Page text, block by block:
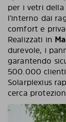
per i vetri della
l’interno dai
comfort e
Realizzati in
durevole, i
garantendo
500.000
Solarplexius
cerca